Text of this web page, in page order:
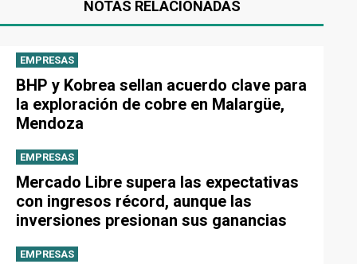
NOTAS RELACIONADAS
EMPRESAS
BHP y Kobrea sellan acuerdo clave para
la exploración de cobre en Malargüe,
Mendoza
EMPRESAS
Mercado Libre supera las expectativas
con ingresos récord, aunque las
inversiones presionan sus ganancias
EMPRESAS